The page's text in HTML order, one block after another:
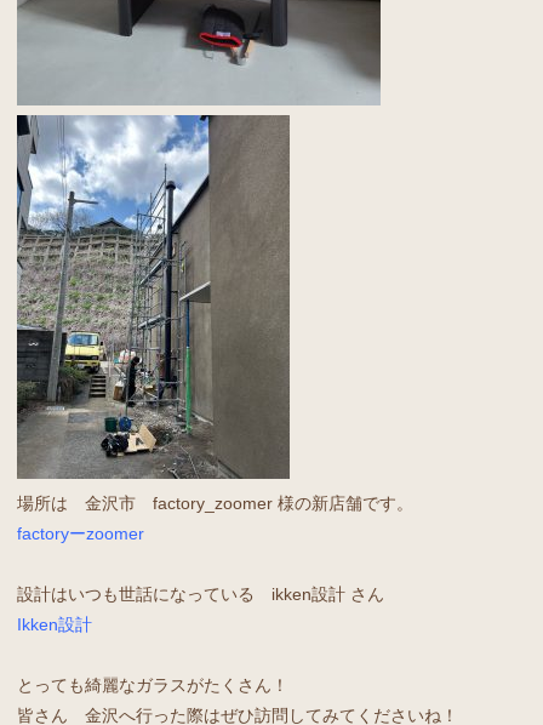
場所は 金沢市 factory_zoomer 様の新店舗です。
factoryーzoomer
設計はいつも世話になっている ikken設計 さん
Ikken設計
とっても綺麗なガラスがたくさん！
皆さん 金沢へ行った際はぜひ訪問してみてくださいね！